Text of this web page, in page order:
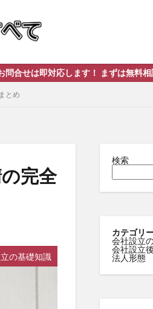
ます！ まずは無料相談！24時間お
とめ
完全
の基礎知識
検索
カテゴリ
会社設立
会社設立
法人形態